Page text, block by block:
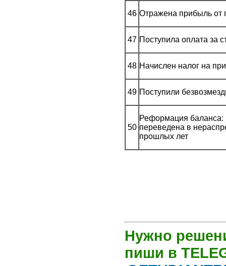
46 Отражена прибыль от
47 Поступила оплата за
48 Начислен налог на
49 Поступили
50
Реформация баланса:
переведена в
прошлых лет
Нужно
пиши в